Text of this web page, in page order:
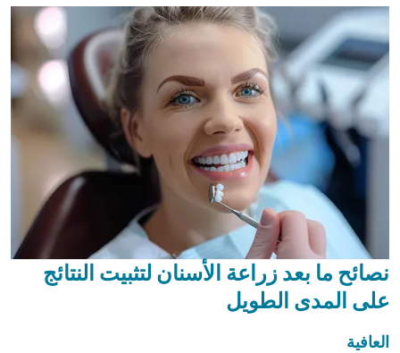
نصائح ما بعد زراعة الأسنان لتثبيت النتائج
على المدى الطويل
العافية